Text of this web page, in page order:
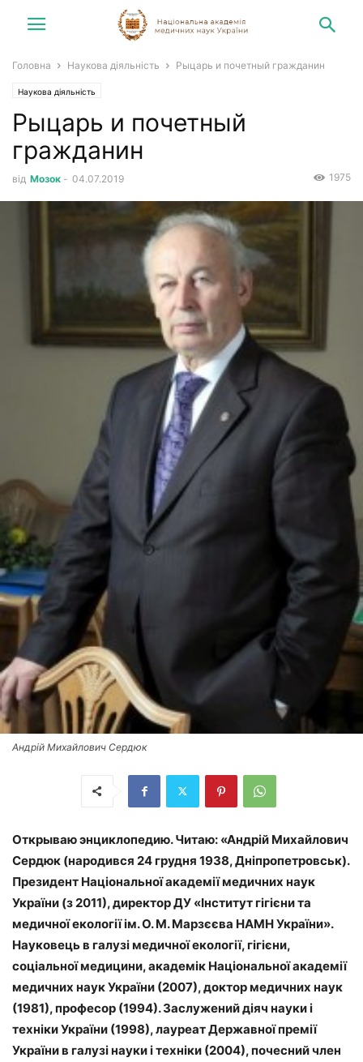
Головна Наукова діяльність Рыцарь и почетный гражданин
Наукова діяльність
Рыцарь и почетный
гражданин
від Мозок - 04.07.2019 1975
Андрій Михайлович Сердюк
Открываю энциклопедию. Читаю: «Андрій Михайлович
Сердюк (народився 24 грудня 1938, Дніпропетровськ).
Президент Національної академії медичних наук
України (з 2011), директор ДУ «Інститут гігієни та
медичної екології ім. О. М. Марзєєва НАМН України».
Науковець в галузі медичної екології, гігієни,
соціальної медицини, академік Національної академії
медичних наук України (2007), доктор медичних наук
(1981), професор (1994). Заслужений діяч науки і
техніки України (1998), лауреат Державної премії
України в галузі науки і техніки (2004), почесний член